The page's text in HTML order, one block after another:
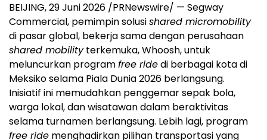
BEIJING,29 Juni 2026 /PRNewswire/ — Segway
Commercial, pemimpin solusishared micromobility
di pasar global, bekerja sama dengan perusahaan
shared mobilityterkemuka, Whoosh, untuk
meluncurkan programfree ridedi berbagai kota di
Meksiko selama Piala Dunia 2026 berlangsung.
Inisiatif ini memudahkan penggemar sepak bola,
warga lokal, dan wisatawan dalam beraktivitas
selama turnamen berlangsung. Lebih lagi, program
free ride menghadirkan pilihan transportasi yang